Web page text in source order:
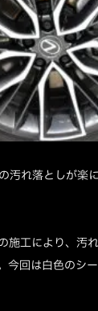
汚れ落としが楽
施工により、汚
今回は白色のシ